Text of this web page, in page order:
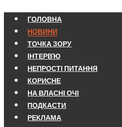
ГОЛОВНА
НОВИНИ
ТОЧКА ЗОРУ
ІНТЕРВ'Ю
НЕПРОСТІ ПИТАННЯ
КОРИСНЕ
НА ВЛАСНІ ОЧІ
ПОДКАСТИ
РЕКЛАМА